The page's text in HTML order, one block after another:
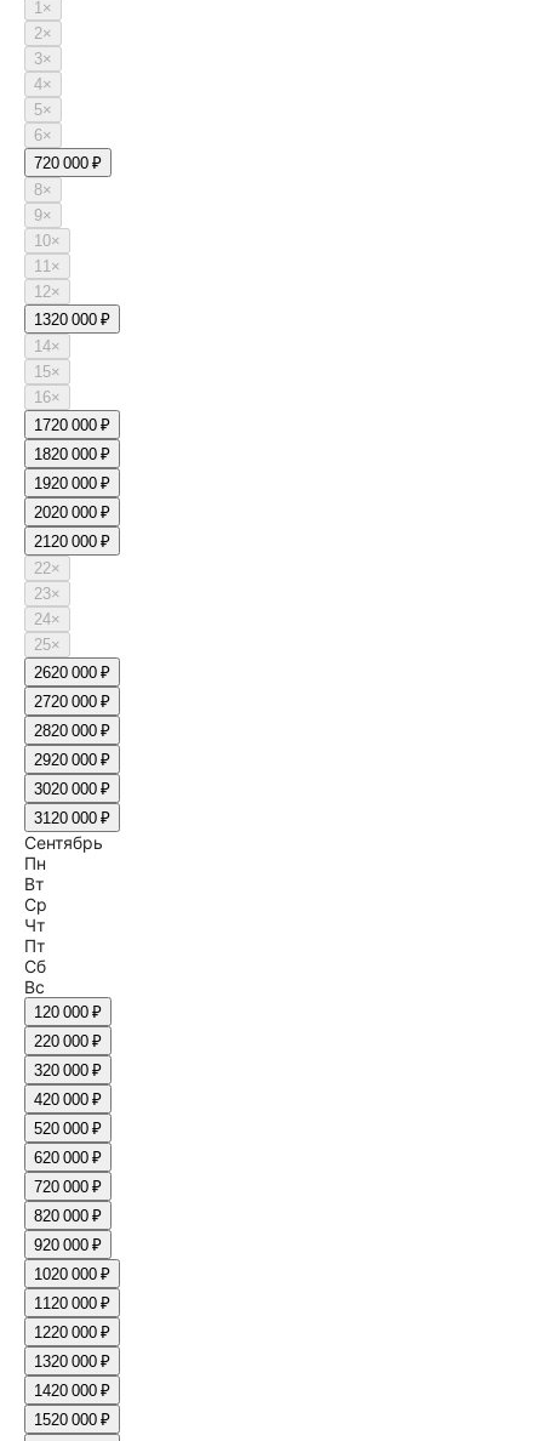
1×
2×
3×
4×
5×
6×
720 000 ₽
8×
9×
10×
11×
12×
1320 000 ₽
14×
15×
16×
1720 000 ₽
1820 000 ₽
1920 000 ₽
2020 000 ₽
2120 000 ₽
22×
23×
24×
25×
2620 000 ₽
2720 000 ₽
2820 000 ₽
2920 000 ₽
3020 000 ₽
3120 000 ₽
Сентябрь
Пн
Вт
Ср
Чт
Пт
Сб
Вс
120 000 ₽
220 000 ₽
320 000 ₽
420 000 ₽
520 000 ₽
620 000 ₽
720 000 ₽
820 000 ₽
920 000 ₽
1020 000 ₽
1120 000 ₽
1220 000 ₽
1320 000 ₽
1420 000 ₽
1520 000 ₽